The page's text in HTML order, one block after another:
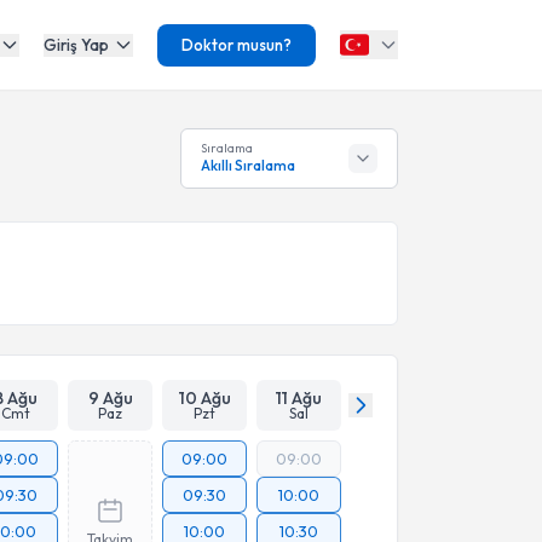
Giriş Yap Doktor musun?
Sıralama
Akıllı Sıralama
Ağu
Cmt
9 Ağu
Paz
10 Ağu
Pzt
11 Ağu
Sal
09:00
09:30
10:00
09:00
10:00
10:30